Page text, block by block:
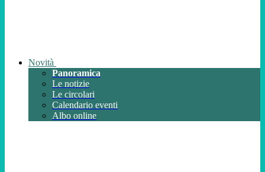
Novità
Panoramica
Le notizie
Le circolari
Calendario eventi
Albo online